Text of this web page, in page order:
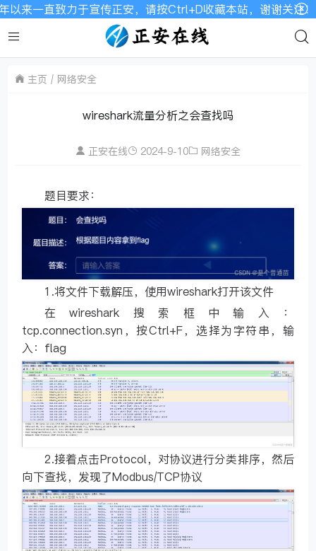
一直致力于宣传正安，请按Ctrl+D收藏本站，谢谢关注！网
主页 网络安全
wireshark流量分析之会查找吗
正安在线 2024-9-10 网络安全
题目要求：
1.将文件下载解压，使用wireshark打开该文件
在wireshark搜索框中输入：
tcp.connection.syn，按Ctrl+F，选择为字符串，输
入：flag
2.接着点击Protocol，对协议进行分类排序，然后
向下查找，发现了Modbus/TCP协议